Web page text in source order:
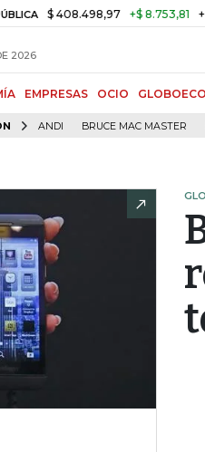
$ 408.498,97 +$ 8.753,81 +2,19%
2026
EMPRESAS OCIO
ANDI BRUCE MAC MASTER